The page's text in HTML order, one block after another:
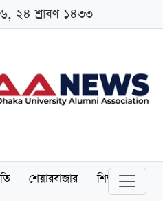
২৪ শ্রাবণ ১৪৩৩
শেয়ারবাজার শিক্ষা